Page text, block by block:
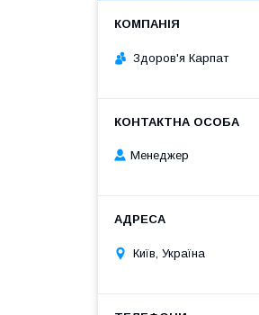
Здоров'я Карпат
Менеджер
Київ, Україна